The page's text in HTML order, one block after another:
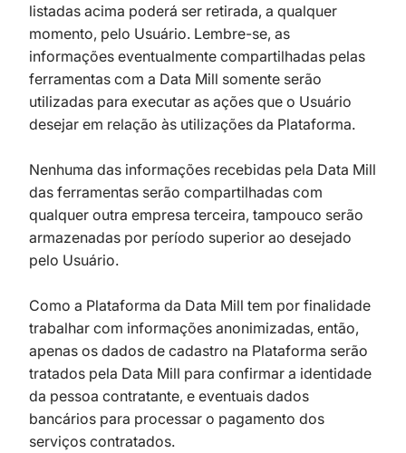
listadas acima poderá ser retirada, a qualquer
momento, pelo Usuário. Lembre-se, as
informações eventualmente compartilhadas pelas
ferramentas com a Data Mill somente serão
utilizadas para executar as ações que o Usuário
desejar em relação às utilizações da Plataforma.
Nenhuma das informações recebidas pela Data Mill
das ferramentas serão compartilhadas com
qualquer outra empresa terceira, tampouco serão
armazenadas por período superior ao desejado
pelo Usuário.
Como a Plataforma da Data Mill tem por finalidade
trabalhar com informações anonimizadas, então,
apenas os dados de cadastro na Plataforma serão
tratados pela Data Mill para confirmar a identidade
da pessoa contratante, e eventuais dados
bancários para processar o pagamento dos
serviços contratados.